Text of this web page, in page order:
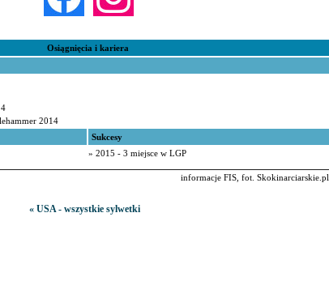
Osiągnięcia i kariera
2014
Sukcesy
» 2015 - 3 miejsce w LGP
informacje FIS, fot. Skokinarciarskie.pl
« USA - wszystkie sylwetki